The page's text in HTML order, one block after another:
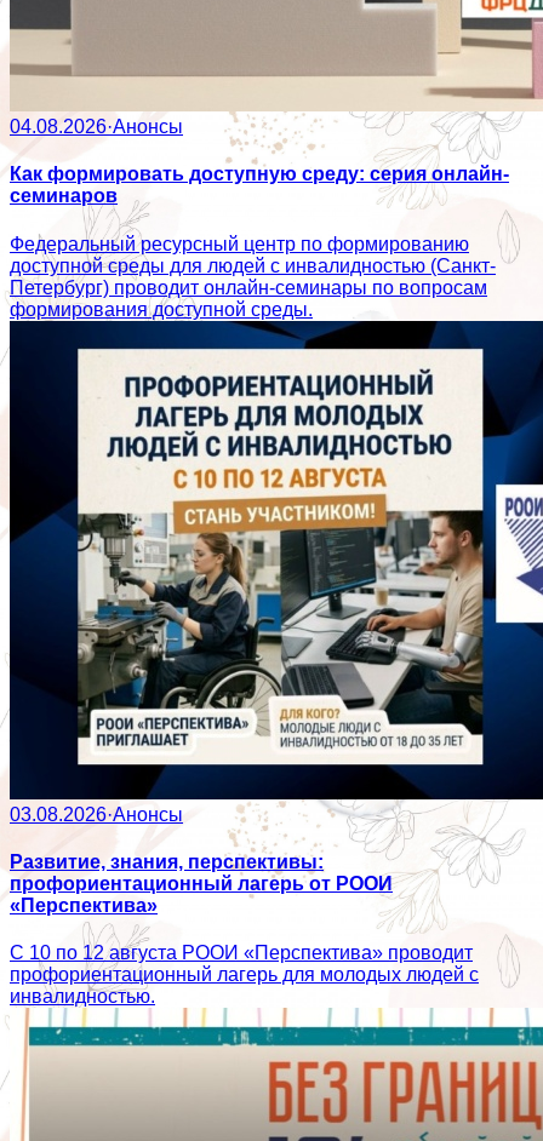
04.08.2026·Анонсы
Как формировать доступную среду: серия онлайн-
семинаров
Федеральный ресурсный центр по формированию
доступной среды для людей с инвалидностью (Санкт-
Петербург) проводит онлайн-семинары по вопросам
формирования доступной среды.
03.08.2026·Анонсы
Развитие, знания, перспективы:
профориентационный лагерь от РООИ
«Перспектива»
С 10 по 12 августа РООИ «Перспектива» проводит
профориентационный лагерь для молодых людей с
инвалидностью.